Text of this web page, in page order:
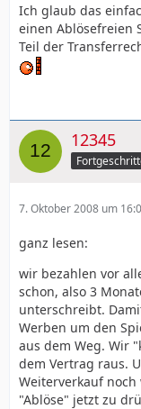
Ich glaub das
einen Ablösefreien
Teil der
12345
7. Oktober 2008 um
ganz lesen:
wir bezahlen vor
schon, also 3
unterschreibt.
Werben um den
aus dem Weg. Wir
dem Vertrag raus.
Weiterverkauf
"Ablöse" jetzt zu